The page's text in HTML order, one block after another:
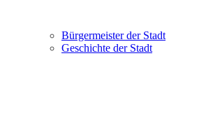
Bürgermeister der Stadt
Geschichte der Stadt